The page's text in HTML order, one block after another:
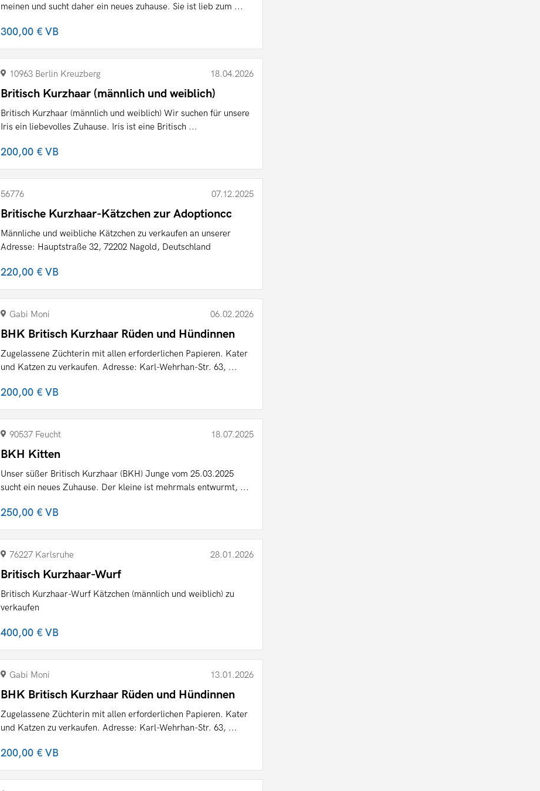
meinen und sucht daher ein neues zuhause. Sie ist lieb zum ...
300,00 €VB
10963 Berlin Kreuzberg 18.04.2026
Britisch Kurzhaar (männlich und weiblich)
Britisch Kurzhaar (männlich und weiblich) Wir suchen für unsere
Iris ein liebevolles Zuhause. Iris ist eine Britisch ...
200,00 €VB
56776 07.12.2025
Britische Kurzhaar-Kätzchen zur Adoptioncc
Männliche und weibliche Kätzchen zu verkaufen an unserer
Adresse: Hauptstraße 32, 72202 Nagold, Deutschland
220,00 €VB
Gabi Moni 06.02.2026
BHK Britisch Kurzhaar Rüden und Hündinnen
Zugelassene Züchterin mit allen erforderlichen Papieren. Kater
und Katzen zu verkaufen. Adresse: Karl-Wehrhan-Str. 63, ...
200,00 €VB
90537 Feucht 18.07.2025
BKH Kitten
Unser süßer Britisch Kurzhaar (BKH) Junge vom 25.03.2025
sucht ein neues Zuhause. Der kleine ist mehrmals entwurmt, ...
250,00 €VB
76227 Karlsruhe 28.01.2026
Britisch Kurzhaar-Wurf
Britisch Kurzhaar-Wurf Kätzchen (männlich und weiblich) zu
verkaufen
400,00 €VB
Gabi Moni 13.01.2026
BHK Britisch Kurzhaar Rüden und Hündinnen
Zugelassene Züchterin mit allen erforderlichen Papieren. Kater
und Katzen zu verkaufen. Adresse: Karl-Wehrhan-Str. 63, ...
200,00 €VB